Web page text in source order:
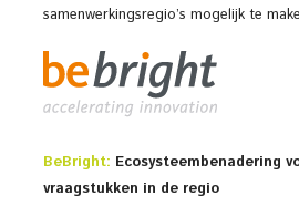
samenwerkingsregio’s mogelijk te
BeBright: Ecosysteembenadering
vraagstukken in de regio